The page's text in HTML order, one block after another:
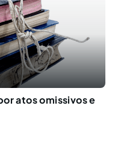
atos omissivos e